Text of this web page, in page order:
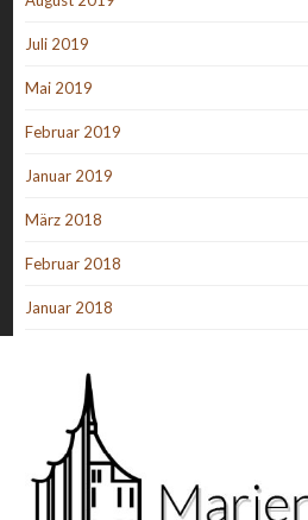
Juli 2019
Mai 2019
Februar 2019
Januar 2019
März 2018
Februar 2018
Januar 2018